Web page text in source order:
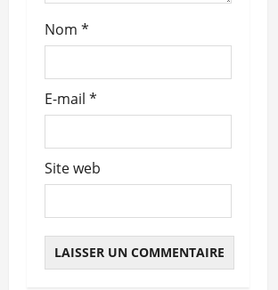
l
Nom *
E-mail *
Site web